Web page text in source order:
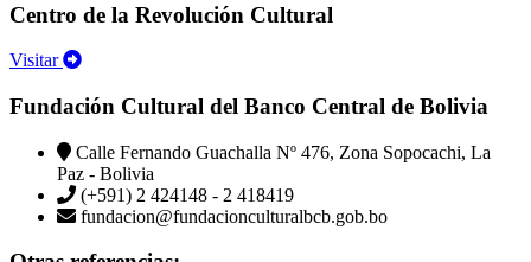
Centro de la Revolución Cultural
Visitar
Fundación Cultural del Banco Central de Bolivia
Calle Fernando Guachalla Nº 476, Zona Sopocachi, La
Paz - Bolivia
(+591) 2 424148 - 2 418419
fundacion@fundacionculturalbcb.gob.bo